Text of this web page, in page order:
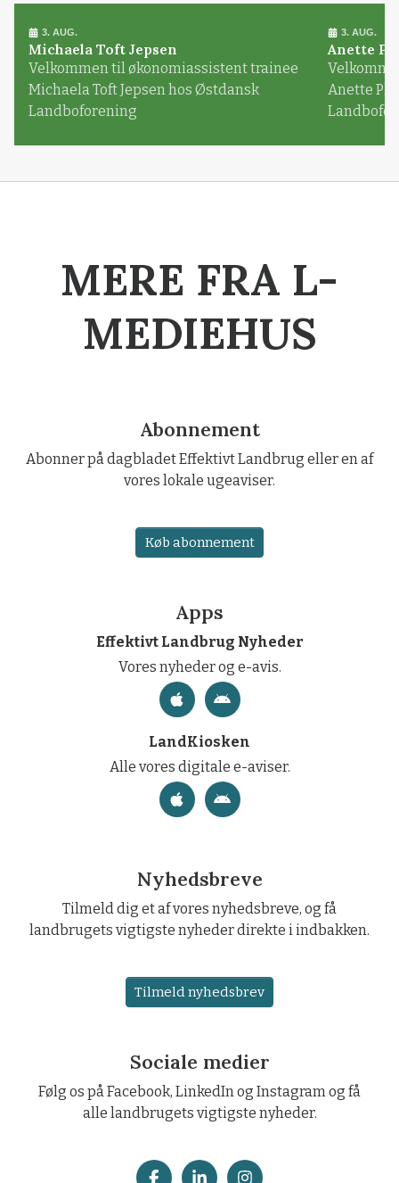
3. AUG.
Michaela Toft Jepsen
Velkommen til økonomiassistent trainee
Michaela Toft Jepsen hos Østdansk
Landboforening
3. AUG.
Anette
Anette
MERE FRA L-
MEDIEHUS
Abonnement
Abonner på dagbladet Effektivt Landbrug eller en af
vores lokale ugeaviser.
Køb abonnement
Apps
Effektivt Landbrug Nyheder
Vores nyheder og e-avis.
LandKiosken
Alle vores digitale e-aviser.
Nyhedsbreve
Tilmeld dig et af vores nyhedsbreve, og få
landbrugets vigtigste nyheder direkte i indbakken.
Tilmeld nyhedsbrev
Sociale medier
Følg os på Facebook, LinkedIn og Instagram og få
alle landbrugets vigtigste nyheder.